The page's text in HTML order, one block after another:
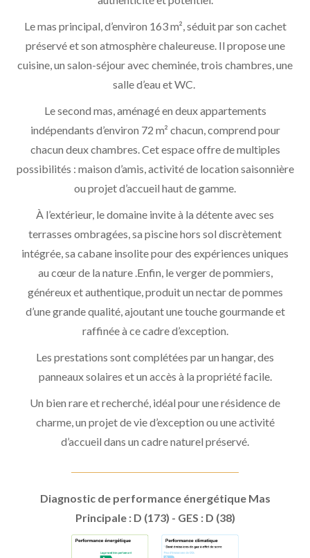
Le mas principal, d’environ 163 m², séduit par son cachet
préservé et son atmosphère chaleureuse. Il propose une
cuisine, un salon-séjour avec cheminée, trois chambres, une
salle d’eau et WC.
Le second mas, aménagé en deux appartements
indépendants d’environ 72 m² chacun, comprend pour
chacun deux chambres. Cet espace offre de multiples
possibilités : maison d’amis, activité de location saisonnière
ou projet d’accueil haut de gamme.
À l’extérieur, le domaine invite à la détente avec ses
terrasses ombragées, sa piscine hors sol discrètement
intégrée, sa cabane insolite pour des expériences uniques
au cœur de la nature .Enfin, le verger de pommiers,
généreux et authentique, produit un nectar de pommes
d’une grande qualité, ajoutant une touche gourmande et
raffinée à ce cadre d’exception.
Les prestations sont complétées par un hangar, des
panneaux solaires et un accès à la propriété facile.
Un bien rare et recherché, idéal pour une résidence de
charme, un projet de vie d’exception ou une activité
d’accueil dans un cadre naturel préservé.
Diagnostic de performance énergétique Mas
Principale : D (173) - GES : D (38)